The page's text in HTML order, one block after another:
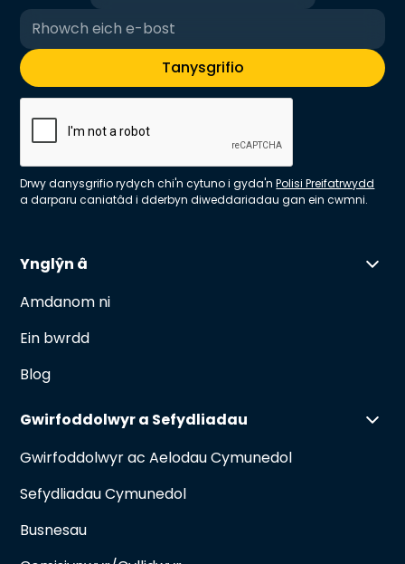
Drwy danysgrifio rydych chi'n cytuno i gyda'nPolisi Preifatrwydd
a darparu caniatâd i dderbyn diweddariadau gan ein cwmni.
Ynglŷn â
Amdanom ni
Ein bwrdd
Blog
Gwirfoddolwyr a Sefydliadau
Gwirfoddolwyr ac Aelodau Cymunedol
Sefydliadau Cymunedol
Busnesau